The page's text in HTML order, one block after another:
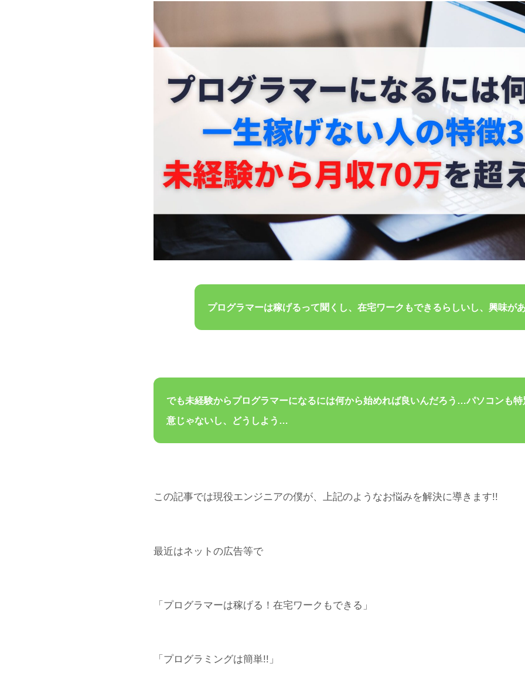
プログラマーは稼げるって聞くし、在宅ワークもできるらしいし、興味が
でも未経験からプログラマーになるには何から始めれば良いんだろう…パソコンも特
意じゃないし、どうしよう…
この記事では現役エンジニアの僕が、上記のようなお悩みを解決に導きます!!
最近はネットの広告等で
「プログラマーは稼げる！在宅ワークもできる」
「プログラミングは簡単!!」